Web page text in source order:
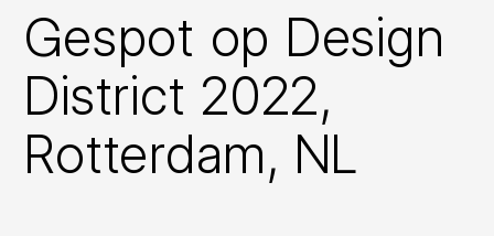
Gespot op Design
District 2022,
Rotterdam, NL